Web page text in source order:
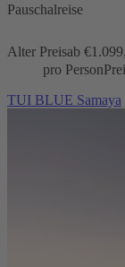
Pauschalreise
Alter Preisab €
pro Person
TUI BLUE Samaya